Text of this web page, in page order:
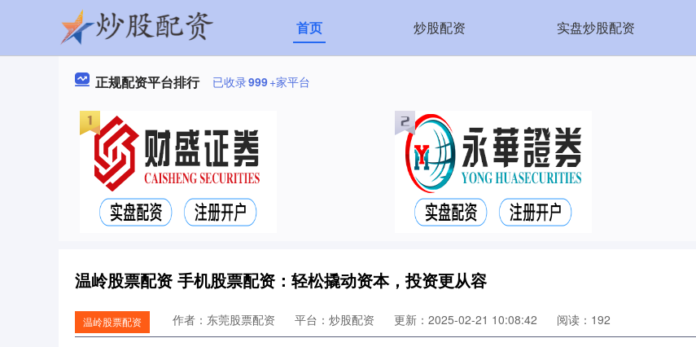
首页 炒股配资 实盘炒股配资
正规配资平台排行 已收录999+家平台
温岭股票配资 手机股票配资：轻松撬动资本，投资更从容
温岭股票配资 作者：东莞股票配资 平台：炒股配资 更新：2025-02-21 10:08:42 阅读：192